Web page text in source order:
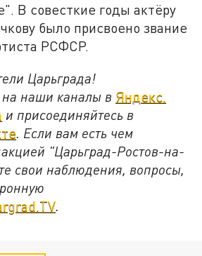
В совесткие годы актёру
было присвоено звание
РСФСР.
Царьграда!
наши каналы в Яндекс.
и присоединяйтесь в
. Если вам есть чем
"Царьград-Ростов-на-
свои наблюдения, вопросы,